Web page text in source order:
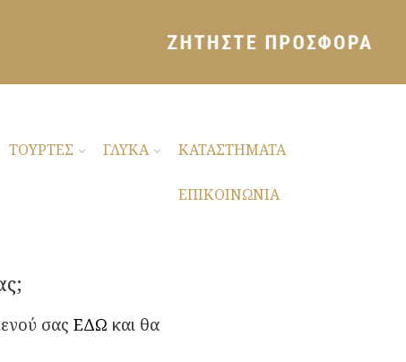
ΤΟΥΡΤΕΣ ΓΛΥΚΑ ΚΑΤΑΣΤΗΜΑΤΑ
ΕΠΙΚΟΙΝΩΝΙΑ
σας ΕΔΩ και θα